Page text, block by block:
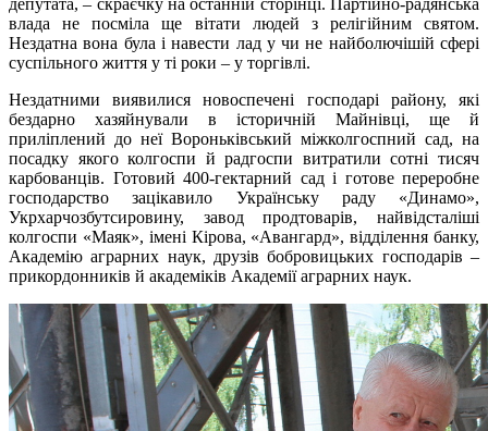
влада не посміла ще вітати людей з релігійним святом.
Нездатна вона була і навести лад у чи не найболючішій сфері
суспільного життя у ті роки – у торгівлі.
Нездатними виявилися новоспечені господарі району, які
бездарно хазяйнували в історичній Майнівці, ще й
приліплений до неї Вороньківський міжколгоспний сад, на
посадку якого колгоспи й радгоспи витратили сотні тисяч
карбованців. Готовий 400-гектарний сад і готове переробне
господарство зацікавило Українську раду «Динамо»,
Укрхарчозбутсировину, завод продтоварів, найвідсталіші
колгоспи «Маяк», імені Кірова, «Авангард», відділення банку,
Академію аграрних наук, друзів бобровицьких господарів –
прикордонників й академіків Академії аграрних наук.